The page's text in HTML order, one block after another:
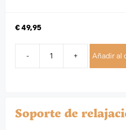
€49,95
- + Añadir al
Soporte de